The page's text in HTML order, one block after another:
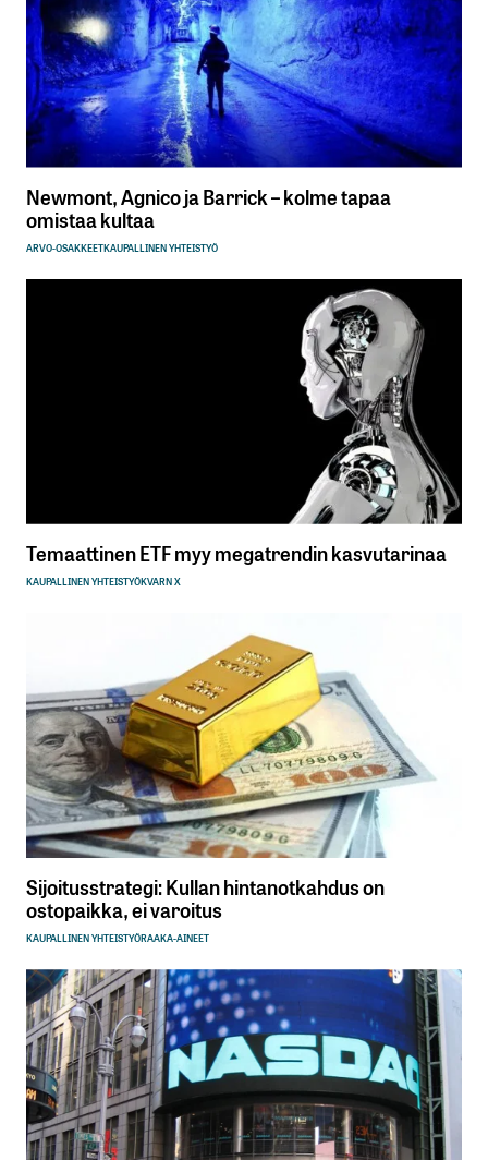
Newmont, Agnico ja Barrick – kolme tapaa
omistaa kultaa
ARVO-OSAKKEETKAUPALLINEN YHTEISTYÖ
Temaattinen ETF myy megatrendin kasvutarinaa
KAUPALLINEN YHTEISTYÖKVARN X
Sijoitusstrategi: Kullan hintanotkahdus on
ostopaikka, ei varoitus
KAUPALLINEN YHTEISTYÖRAAKA-AINEET